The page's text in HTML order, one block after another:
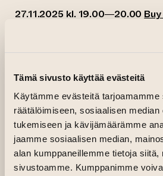
Tämä sivusto käyttää evästeitä
Käytämme evästeitä
räätälöimiseen, sosiaalisen median
tukemiseen ja kävijämäärämme
jaamme sosiaalisen median,
alan kumppaneillemme tietoja siitä,
sivustoamme. Kumppanimme
27.11.2025 kl. 19.00—20.00
Turun ylioppilasteatterin
Tehdas, ovi A2
Organiser:Turun